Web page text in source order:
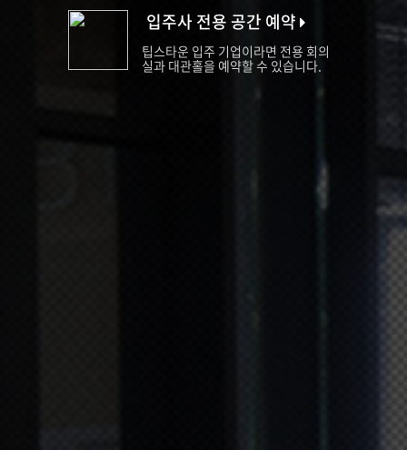
입주사 전용 공간 예약
팁스타운 입주 기업이라면 전용 회의
실과 대관홀을 예약할 수 있습니다.